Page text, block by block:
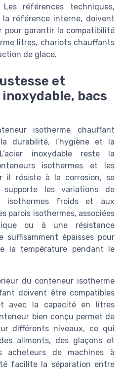
Les références techniques,
la référence interne, doivent
pour garantir la compatibilité
litres, chariots chauffants
de glace.
et
bacs
isotherme chauffant
durabilité, l’hygiène et la
inoxydable reste la
isothermes et les
il résiste à la corrosion, se
les variations de
isothermes froids et aux
parois isothermes, associées
ou à une résistance
suffisamment épaisses pour
la température pendant le
du conteneur isotherme
doivent être compatibles
avec la capacité en litres
bien conçu permet de
différents niveaux, ce qui
aliments, des glaçons et
acheteurs de machines à
facilite la séparation entre